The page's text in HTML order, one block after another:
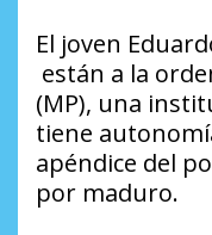
El joven
están a la
(MP), una
tiene
apéndice del
por maduro.